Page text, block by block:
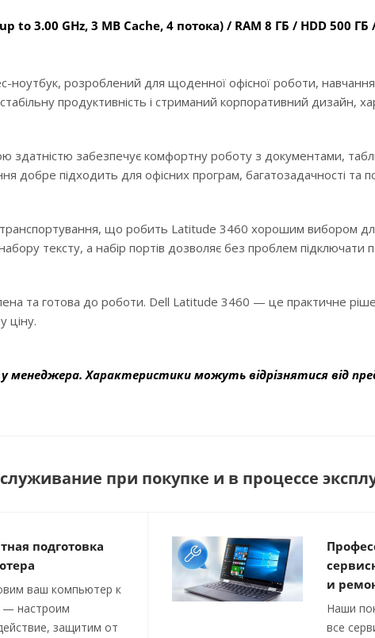
to 3.00 GHz, 3 MB Cache, 4 потока) / RAM 8 ГБ / HDD 500
розроблений для щоденної офісної роботи,
продуктивність і стриманий корпоративний дизайн,
здатністю забезпечує комфортну роботу з документами,
добре підходить для офісних програм, багатозадачності та
що робить Latitude 3460 хорошим вибором
тексту, а набір портів дозволяє без проблем підключати
та готова до роботи. Dell Latitude 3460 — це практичне
ціну.
менеджера. Характеристики можуть відрізнятися від
при покупке и в процессе
подготовка
ваш компьютер к
— настроим
защитим от
и
Наши
все